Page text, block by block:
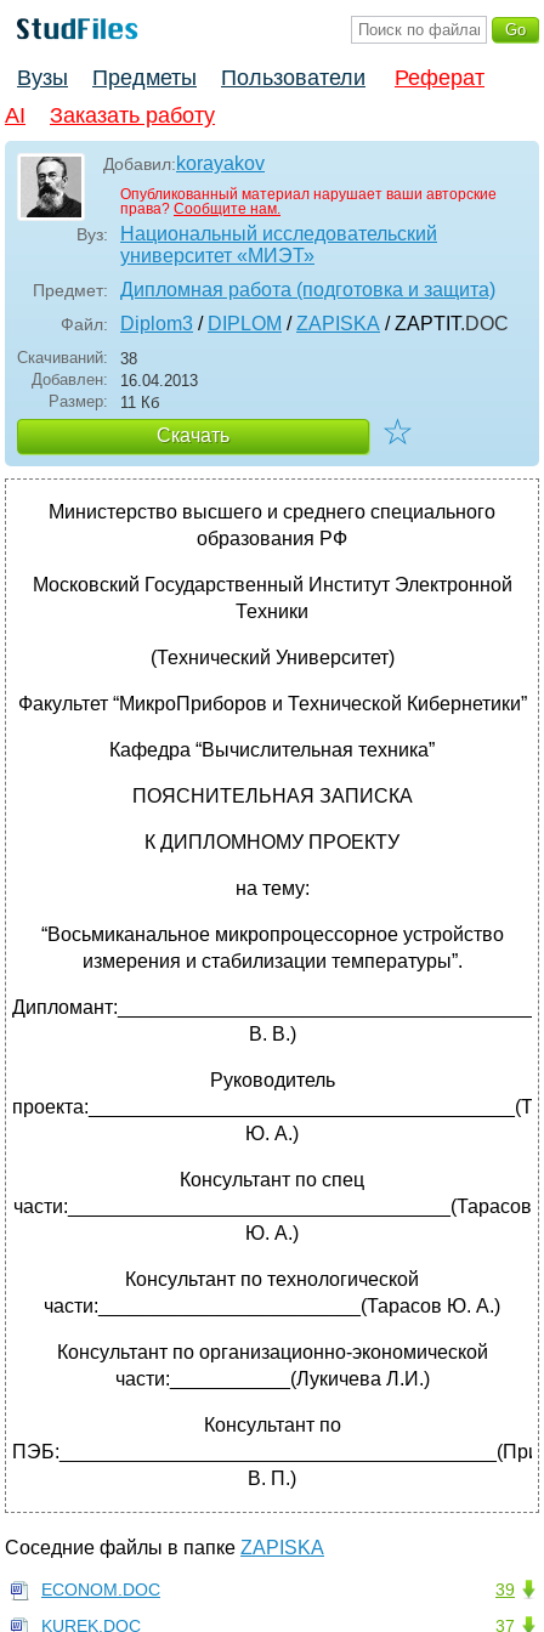
Вузы Предметы Пользователи
Реферат
AI
Заказать работу
Добавил:korayakov
Опубликованный материал нарушает ваши авторские
права? Сообщите нам.
Вуз:
Национальный исследовательский
университет «МИЭТ»
Предмет: Дипломная работа (подготовка и защита)
Файл: Diplom3 / DIPLOM /ZAPISKA / ZAPTIT.DOC
Скачиваний:
38
Добавлен:
16.04.2013
Размер:
11 Кб
Скачать ☆
Министерство высшего и среднего специального
образования РФ
Московский Государственный Институт Электронной
Техники
(Технический Университет)
Факультет “МикроПриборов и Технической Кибернетики”
Кафедра “Вычислительная техника”
ПОЯСНИТЕЛЬНАЯ ЗАПИСКА
К ДИПЛОМНОМУ ПРОЕКТУ
на тему:
“Восьмиканальное микропроцессорное устройство
измерения и стабилизации температуры”.
В. В.)
Руководитель
Ю. А.)
Консультант по спец
части:___________________________________(Тарасов
Ю. А.)
Консультант по технологической
части:________________________(Тарасов Ю. А.)
Консультант по организационно-экономической
части:___________(Лукичева Л.И.)
Консультант по
В. П.)
Соседние файлы в папке ZAPISKA
39
ECONOM.DOC
37
KUREK.DOC